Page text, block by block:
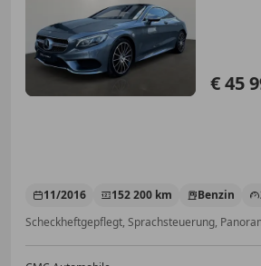
€ 45
11/2016 152 200 km Benzin